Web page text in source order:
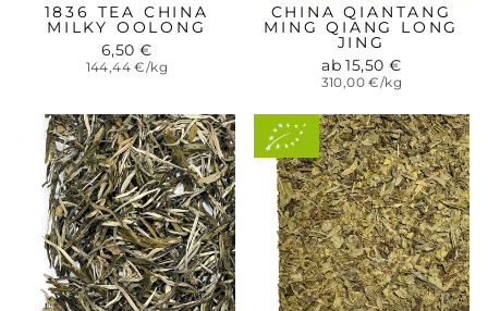
1836 TEA CHINA
MILKY OOLONG
6,50 €
144,44 €/kg
CHINA QIANTANG
MING QIANG LONG
JING
ab 15,50 €
310,00 €/kg
Aus
kontrolliert-
biologischem
Anbau